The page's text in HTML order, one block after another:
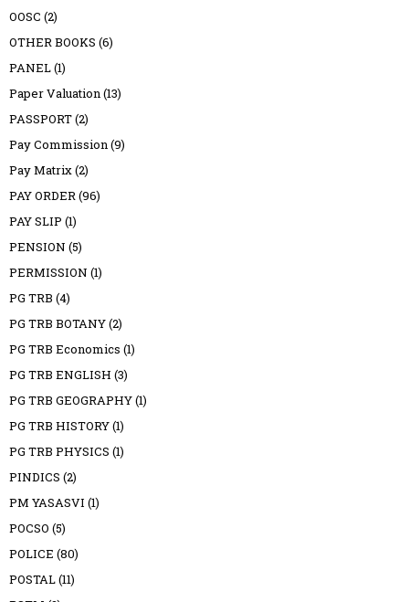
OOSC (2)
OTHER BOOKS (6)
PANEL(1)
Paper Valuation(13)
PASSPORT(2)
Pay Commission(9)
Pay Matrix(2)
PAY ORDER(96)
PAY SLIP (1)
PENSION (5)
PERMISSION (1)
PG TRB (4)
PG TRB BOTANY(2)
PG TRB Economics (1)
PG TRB ENGLISH (3)
PG TRB GEOGRAPHY(1)
PG TRB HISTORY(1)
PG TRB PHYSICS (1)
PINDICS (2)
PM YASASVI (1)
POCSO (5)
POLICE (80)
POSTAL(11)